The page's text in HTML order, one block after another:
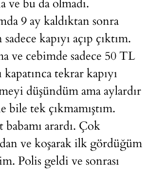
ve bu da olmadı.
9 ay kaldıktan sonra
kapıyı açıp çıktım.
ve cebimde sadece 50 TL
kapatınca tekrar kapıyı
düşündüm ama aylardır
bile tek çıkmamıştım.
arardı. Çok
ve koşarak ilk gördüğüm
Polis geldi ve sonrası